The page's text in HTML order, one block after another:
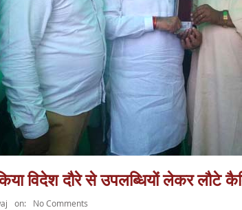
विदेश दौरे से उपलब्धियों लेकर लौटे
on: No Comments